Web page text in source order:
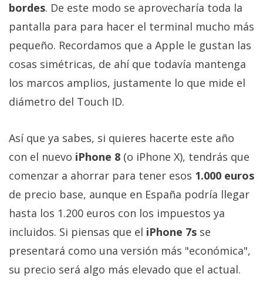
bordes. De este modo se aprovecharía toda la
pantalla para para hacer el terminal mucho más
pequeño. Recordamos que a Apple le gustan las
cosas simétricas, de ahí que todavía mantenga
los marcos amplios, justamente lo que mide el
diámetro del Touch ID.
Así que ya sabes, si quieres hacerte este año
con el nuevo iPhone 8 (o iPhone X), tendrás que
comenzar a ahorrar para tener esos 1.000 euros
de precio base, aunque en España podría llegar
hasta los 1.200 euros con los impuestos ya
incluidos. Si piensas que el iPhone 7s se
presentará como una versión más "económica",
su precio será algo más elevado que el actual.